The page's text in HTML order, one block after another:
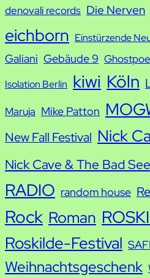
denovali records Die Nerven
eichborn Einstürzende
Galiani Gebäude 9
Isolation Berlin kiwi Köln
Maruja Mike Patton
New Fall Festival Nick
Nick Cave & The Bad
RADIO random house
Rock Roman
Roskilde-Festival SAFI
Weihnachtsgeschenk